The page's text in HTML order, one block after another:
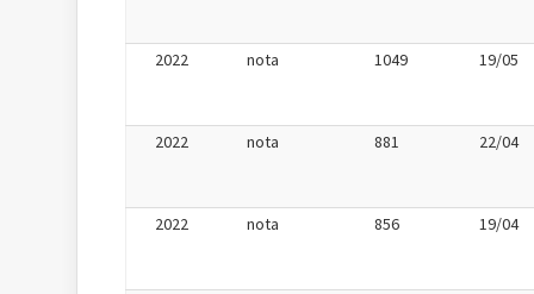
2022 nota 1049 19/05
2022 nota 881 22/04
2022 nota 856 19/04